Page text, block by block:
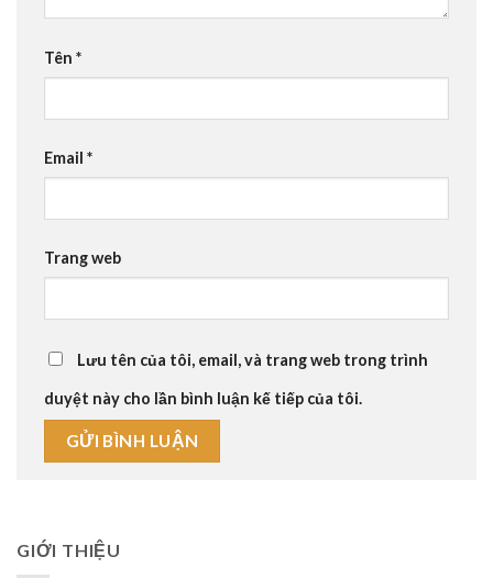
Tên *
Email *
Trang web
Lưu tên của tôi, email, và trang web trong trình
duyệt này cho lần bình luận kế tiếp của tôi.
GIỚI THIỆU